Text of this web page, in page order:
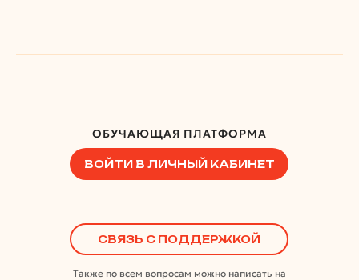
ОБУЧАЮЩАЯ ПЛАТФОРМА
Также по всем вопросам можно написать на
ВОЙТИ В ЛИЧНЫЙ КАБИНЕТ
СВЯЗЬ С ПОДДЕРЖКОЙ